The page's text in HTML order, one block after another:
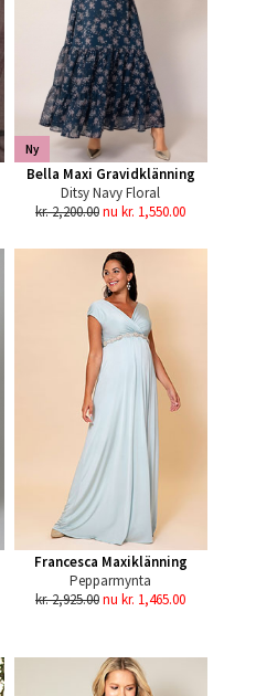
Ny
Bella Maxi Gravidklänning
Ditsy Navy Floral
kr. 2,200.00nu kr. 1,550.00
Francesca Maxiklänning
Pepparmynta
kr. 2,925.00nu kr. 1,465.00